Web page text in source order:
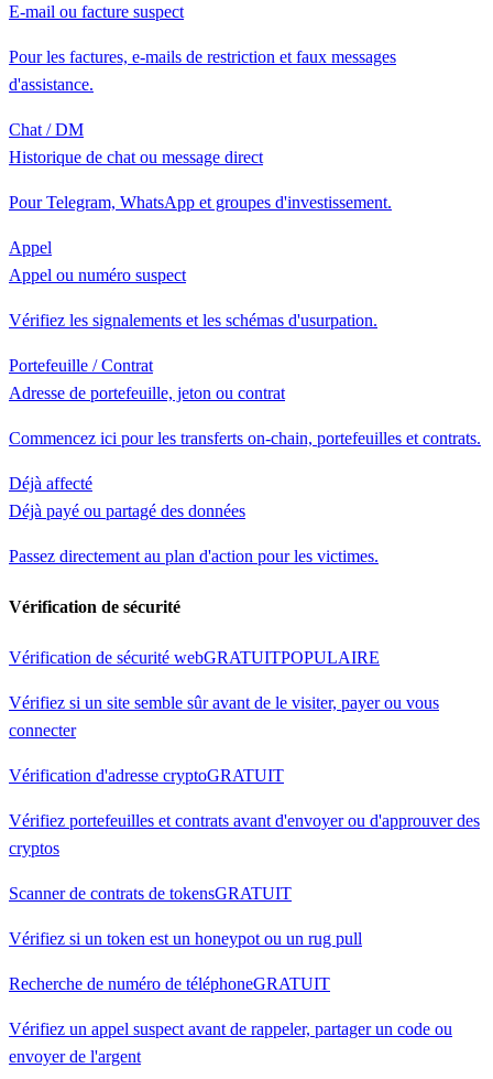
E-mail ou facture suspect
Pour les factures, e-mails de restriction et faux messages
d'assistance.
Chat / DM
Historique de chat ou message direct
Pour Telegram, WhatsApp et groupes d'investissement.
Appel
Appel ou numéro suspect
Vérifiez les signalements et les schémas d'usurpation.
Portefeuille / Contrat
Adresse de portefeuille, jeton ou contrat
Commencez ici pour les transferts on-chain, portefeuilles et contrats.
Déjà affecté
Déjà payé ou partagé des données
Passez directement au plan d'action pour les victimes.
Vérification de sécurité
Vérification de sécurité webGRATUITPOPULAIRE
Vérifiez si un site semble sûr avant de le visiter, payer ou vous
connecter
Vérification d'adresse cryptoGRATUIT
Vérifiez portefeuilles et contrats avant d'envoyer ou d'approuver des
cryptos
Scanner de contrats de tokensGRATUIT
Vérifiez si un token est un honeypot ou un rug pull
Recherche de numéro de téléphoneGRATUIT
Vérifiez un appel suspect avant de rappeler, partager un code ou
envoyer de l'argent